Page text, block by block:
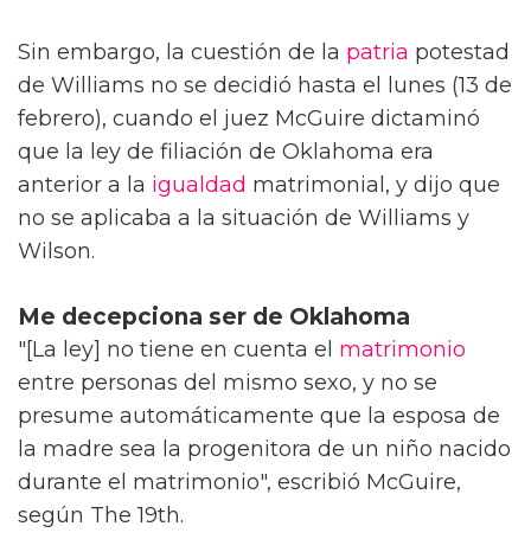
Sin embargo, la cuestión de la patria potestad
de Williams no se decidió hasta el lunes (13 de
febrero), cuando el juez McGuire dictaminó
que la ley de filiación de Oklahoma era
anterior a la igualdad matrimonial, y dijo que
no se aplicaba a la situación de Williams y
Wilson.
Me decepciona ser de Oklahoma
"[La ley] no tiene en cuenta el matrimonio
entre personas del mismo sexo, y no se
presume automáticamente que la esposa de
la madre sea la progenitora de un niño nacido
durante el matrimonio", escribió McGuire,
según The 19th.